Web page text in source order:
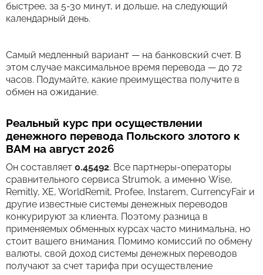
быстрее, за 5-30 минут, и дольше, на следующий
календарный день.
Самый медленный вариант — на банковский счет. В
этом случае максимальное время перевода — до 72
часов. Подумайте, какие преимущества получите в
обмен на ожидание.
Реальный курс при осуществлении
денежного перевода Польского злотого к
BAM на август 2026
Он составляет 0.45492. Все партнеры-операторы
сравнительного сервиса Strumok, а именно Wise,
Remitly, XE, WorldRemit, Profee, Instarem, CurrencyFair и
другие известные системы денежных переводов
конкурируют за клиента. Поэтому разница в
применяемых обменных курсах часто минимальна, но
стоит вашего внимания. Помимо комиссий по обмену
валюты, свой доход системы денежных переводов
получают за счет тарифа при осуществление